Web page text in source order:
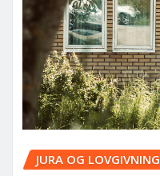
JURA OG LOVGIVNING